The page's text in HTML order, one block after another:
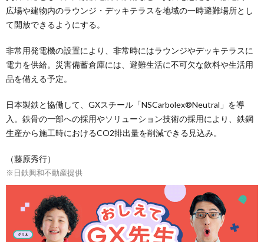
広場や建物内のラウンジ・デッキテラスを地域の一時避難場所とし
て開放できるようにする。
非常用発電機の設置により、非常時にはラウンジやデッキテラスに
電力を供給。災害備蓄倉庫には、避難生活に不可欠な飲料や生活用
品を備える予定。
日本製鉄と協働して、GXスチール「NSCarbolex®Neutral」を導
入。鉄骨の一部への採用やソリューション技術の採用により、鉄鋼
生産から施工時におけるCO2排出量を削減できる見込み。
（藤原秀行）
※日鉄興和不動産提供